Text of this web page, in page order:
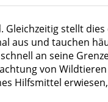
stellt
aus und tauchen
an seine
von
Hilfsmittel